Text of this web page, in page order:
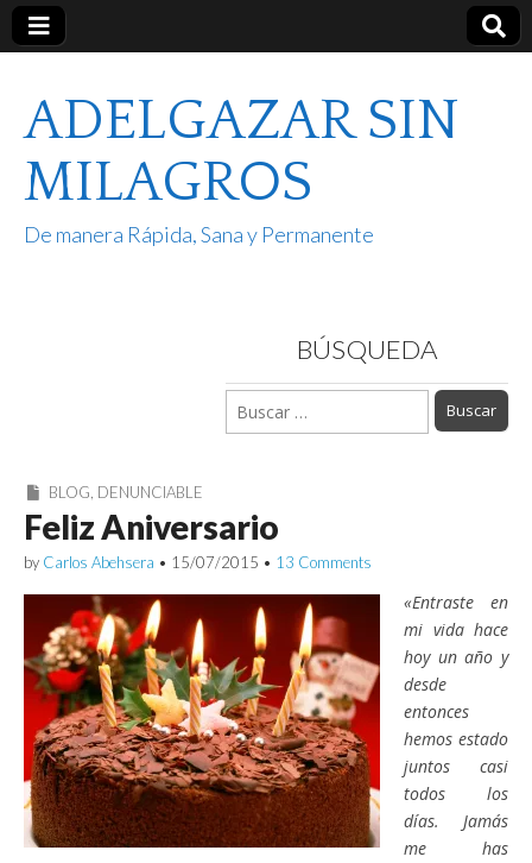
ADELGAZAR SIN
MILAGROS
De manera Rápida, Sana y Permanente
BÚSQUEDA
Buscar:
BLOG, DENUNCIABLE
Feliz Aniversario
by Carlos Abehsera • 15/07/2015 • 13 Comments
«Entraste en
mi vida hace
hoy un año y
desde
entonces
hemos estado
juntos casi
todos los
días. Jamás
me has